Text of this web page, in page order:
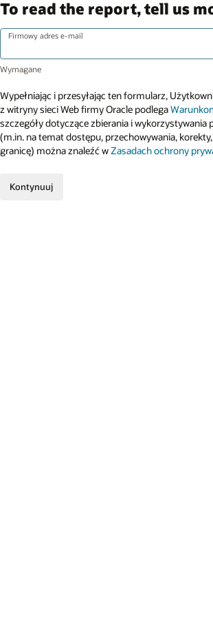
To read the report, tell us
Firmowy adres e-mail
Wypełniając i przesyłając ten formularz,
z witryny sieci Web firmy Oracle podlega
szczegóły dotyczące zbierania i
(m.in. na temat dostępu, przechowywania,
granicę) można znaleźć wZasadach ochrony
Kontynuuj